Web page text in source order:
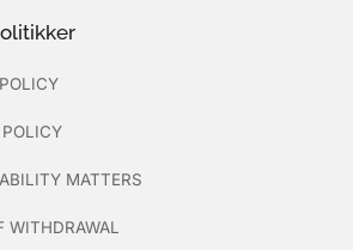
MATTERS
WITHDRAWAL